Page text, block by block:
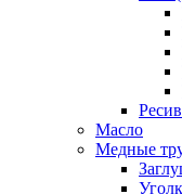
Масло
Медные